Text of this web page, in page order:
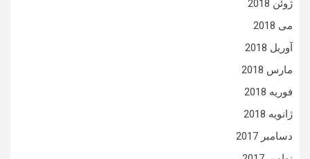
ژوئن 2018
می 2018
آوریل 2018
مارس 2018
فوریه 2018
ژانویه 2018
دسامبر 2017